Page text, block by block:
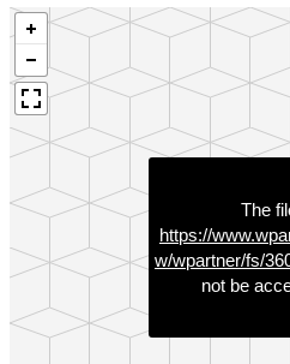
The
https://
w/wpartner/fs/
not be